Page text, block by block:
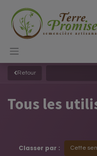
Retour
Tous les
Classer par : Cette